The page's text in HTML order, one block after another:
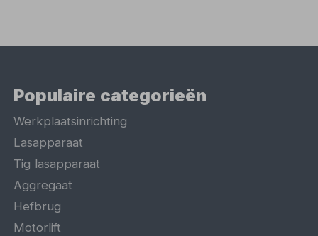
Populaire categorieën
Werkplaatsinrichting
Lasapparaat
Tig lasapparaat
Aggregaat
Hefbrug
Motorlift